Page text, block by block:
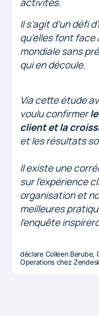
Il s’agit d’un défi
qu’elles font face
mondiale sans
qui en découle.
Via cette étude
voulu confirmer
client et la
et les résultats
Il existe une
sur l’expérience
organisation et
meilleures
l’enquête
déclare Colleen Berube,
Operations chez